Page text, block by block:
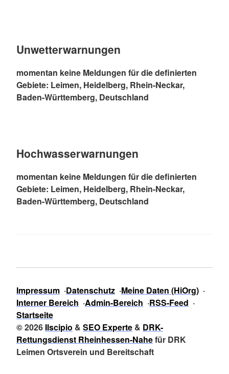
Unwetterwarnungen
momentan keine Meldungen für die definierten
Gebiete: Leimen, Heidelberg, Rhein-Neckar,
Baden-Württemberg, Deutschland
Hochwasserwarnungen
momentan keine Meldungen für die definierten
Gebiete: Leimen, Heidelberg, Rhein-Neckar,
Baden-Württemberg, Deutschland
Impressum Datenschutz Meine Daten (HiOrg)
Interner Bereich Admin-Bereich
RSS-Feed
Startseite
© 2026 Ilscipio & SEO Experte & DRK-
Rettungsdienst Rheinhessen-Nahefür DRK
Leimen Ortsverein und Bereitschaft